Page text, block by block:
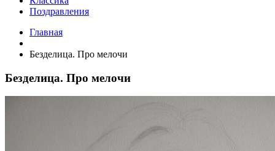
Поздравления
Главная
Безделица. Про мелочи
Безделица. Про мелочи